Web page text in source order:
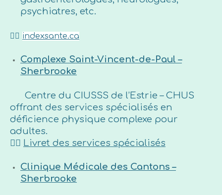
psychiatres, etc.
👉🏼 indexsante.ca
Complexe Saint-Vincent-de-Paul –
Sherbrooke
Centre du CIUSSS de l’Estrie – CHUS
offrant des services spécialisés en
déficience physique complexe pour
adultes.
👉🏼 Livret des services spécialisés
Clinique Médicale des Cantons –
Sherbrooke